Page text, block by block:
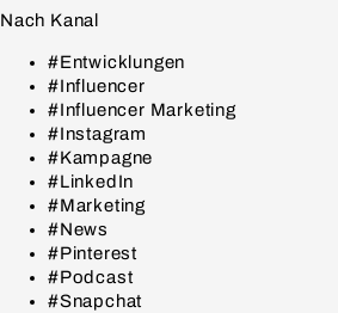
Nach Kanal
#Entwicklungen
#Influencer
#Influencer Marketing
#Instagram
#Kampagne
#LinkedIn
#Marketing
#News
#Pinterest
#Podcast
#Snapchat